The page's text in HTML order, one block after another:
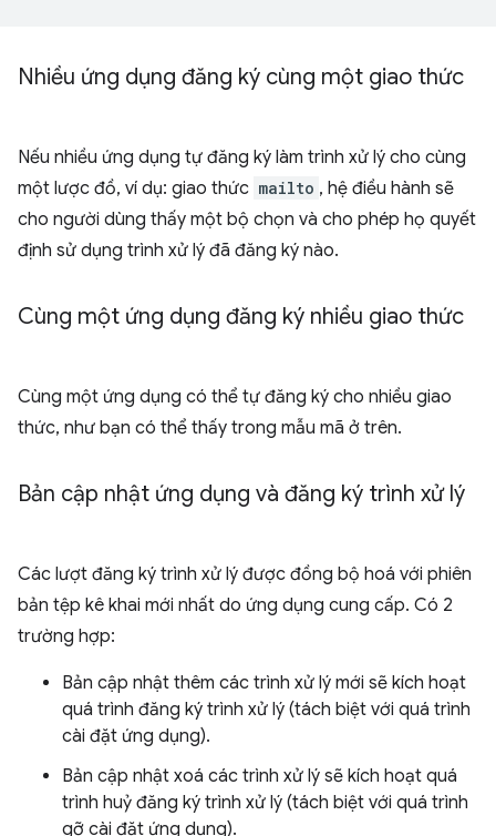
Nhiều ứng dụng đăng ký cùng một giao thức
Nếu nhiều ứng dụng tự đăng ký làm trình xử lý cho cùng
một lược đồ, ví dụ: giao thức mailto , hệ điều hành sẽ
cho người dùng thấy một bộ chọn và cho phép họ quyết
định sử dụng trình xử lý đã đăng ký nào.
Cùng một ứng dụng đăng ký nhiều giao thức
Cùng một ứng dụng có thể tự đăng ký cho nhiều giao
thức, như bạn có thể thấy trong mẫu mã ở trên.
Bản cập nhật ứng dụng và đăng ký trình xử lý
Các lượt đăng ký trình xử lý được đồng bộ hoá với phiên
bản tệp kê khai mới nhất do ứng dụng cung cấp. Có 2
trường hợp:
Bản cập nhật thêm các trình xử lý mới sẽ kích hoạt
quá trình đăng ký trình xử lý (tách biệt với quá trình
cài đặt ứng dụng).
Bản cập nhật xoá các trình xử lý sẽ kích hoạt quá
trình huỷ đăng ký trình xử lý (tách biệt với quá trình
gỡ cài đặt ứng dụng).